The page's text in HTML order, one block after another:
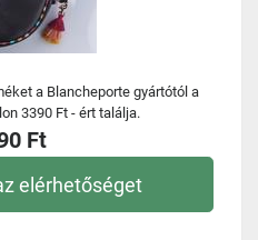
a Blancheporte gyártótól a
3390 Ft - ért találja.
Ft
elérhetőséget